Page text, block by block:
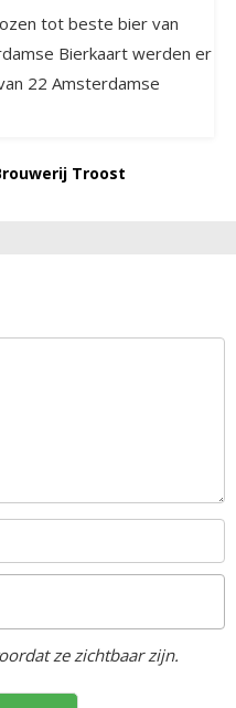
tot beste bier van
Bierkaart werden er
22 Amsterdamse
Troost
ze zichtbaar zijn.